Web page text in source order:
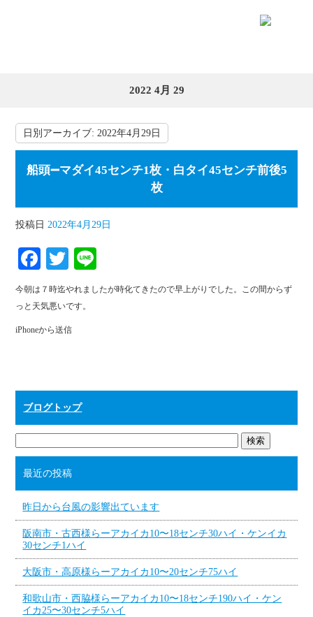
2022 4月 29
日別アーカイブ:2022年4月29日
船頭➖マダイ45センチ1枚・白タイ45センチ前後5
枚
投稿日 2022年4月29日
Fa
ce
bo
ok
T
wi
tte
r
ne
今朝は７時迄やれましたが時化てきたので早上がりでした。この間からず
っと天気悪いです。
iPhoneから送信
ブログトップ
最近の投稿
昨日から台風の影響出ています
阪南市・古西様らーアカイカ10〜18センチ30ハイ・ケンイカ
30センチ1ハイ
大阪市・高原様らーアカイカ10〜20センチ75ハイ
和歌山市・西脇様らーアカイカ10〜18センチ190ハイ・ケン
イカ25〜30センチ5ハイ